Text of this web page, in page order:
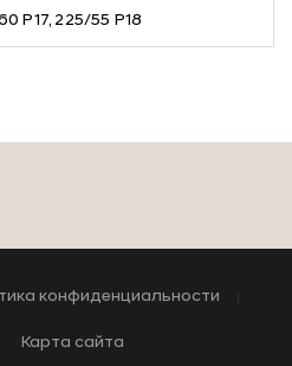
Р17, 225/55 Р18
конфиденциальности
Карта сайта